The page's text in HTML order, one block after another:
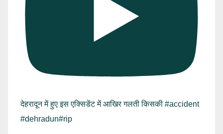
देहरादून में हुए इस एक्सिडेंट में आखिर गलती किसकी #accident
#dehradun#rip